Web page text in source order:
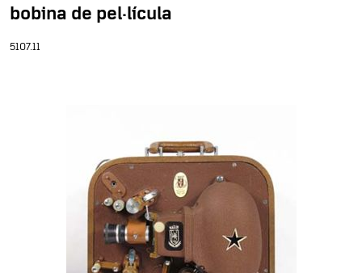
bobina de pel·lícula
5107.11